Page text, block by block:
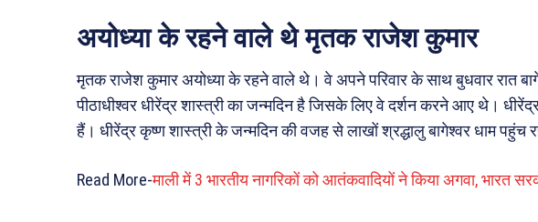
अयोध्या के रहने वाले थे मृतक राजेश कुमार
मृतक राजेश कुमार अयोध्या के रहने वाले थे। वे अपने परिवार के साथ बुधवार रात
पीठाधीश्वर धीरेंद्र शास्त्री का जन्मदिन है जिसके लिए वे दर्शन करने आए थे। धीरेंद्र
हैं। धीरेंद्र कृष्ण शास्त्री के जन्मदिन की वजह से लाखों श्रद्धालु बागेश्वर धाम पहुंच
Read More-माली में 3 भारतीय नागरिकों को आतंकवादियों ने किया अगवा, भारत